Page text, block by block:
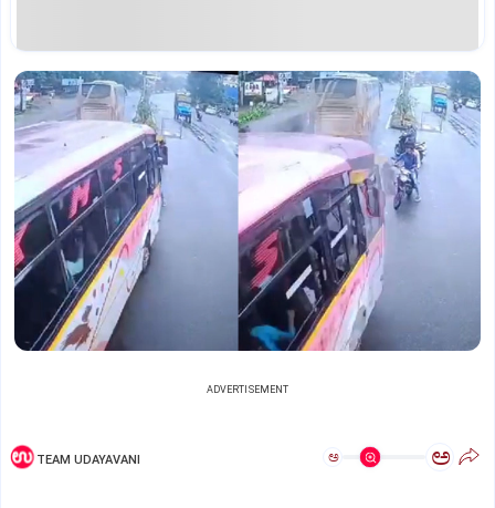
ADVERTISEMENT
TEAM UDAYAVANI ಅ ಅ